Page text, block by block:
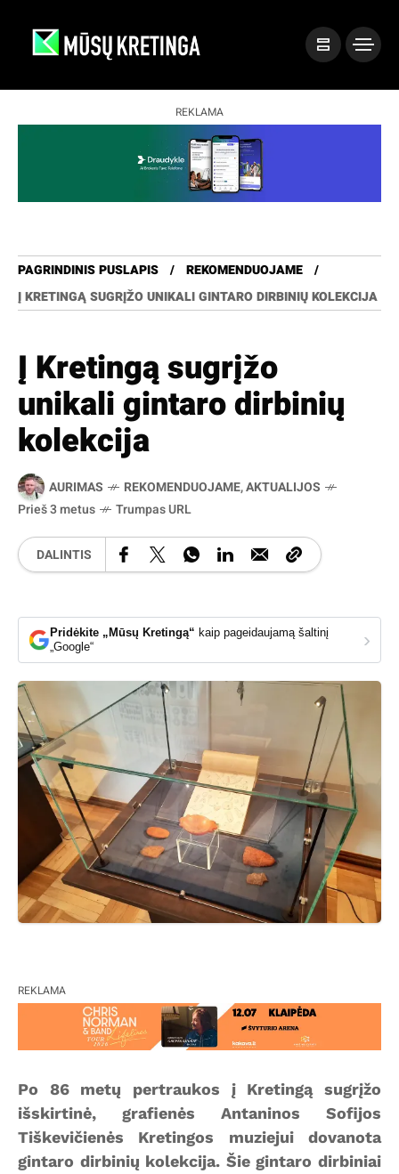
REKLAMA
PAGRINDINIS PUSLAPIS
REKOMENDUOJAME
Į KRETINGĄ SUGRĮŽO UNIKALI GINTARO DIRBINIŲ KOLEKCIJA
Į Kretingą sugrįžo
unikali gintaro dirbinių
kolekcija
AURIMAS REKOMENDUOJAME,AKTUALIJOS
Prieš 3 metus
Trumpas URL
DALINTIS
Pridėkite „Mūsų Kretingą“ kaip pageidaujamą šaltinį
„Google“
›
REKLAMA
Po 86 metų pertraukos į Kretingą sugrįžo
išskirtinė, grafienės Antaninos Sofijos
Tiškevičienės Kretingos muziejui dovanota
gintaro dirbinių kolekcija. Šie gintaro dirbiniai